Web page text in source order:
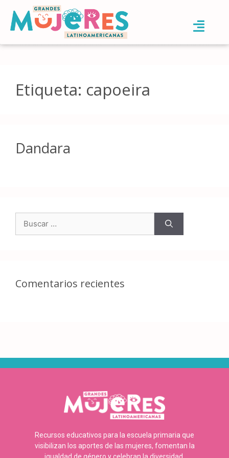
Etiqueta: capoeira
Dandara
Comentarios recientes
Recursos educativos para la escuela primaria que
visibilizan los aportes de las mujeres, fomentan la
igualdad de género y celebran la diversidad.